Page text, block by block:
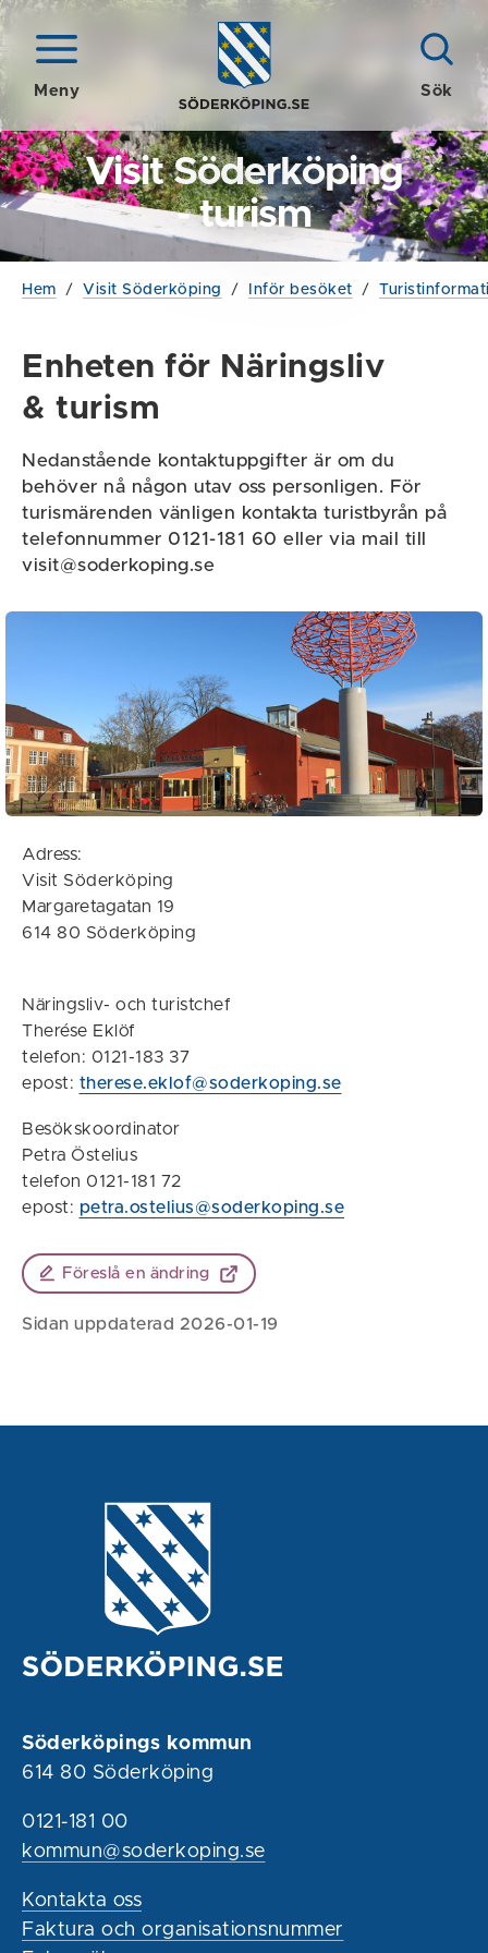
Meny Sök
Visit Söderköping
- turism
Hem / Visit Söderköping / Inför besöket /
Enheten för Näringsliv
& turism
Nedanstående kontaktuppgifter är om du
behöver nå någon utav oss personligen. För
turismärenden vänligen kontakta turistbyrån på
telefonnummer 0121-181 60 eller via mail till
visit@soderkoping.se
Adress:
Visit Söderköping
Margaretagatan 19
614 80 Söderköping
Näringsliv- och turistchef
Therése Eklöf
telefon: 0121-183 37
epost: therese.eklof@soderkoping.se
Besökskoordinator
Petra Östelius
telefon 0121-181 72
epost: petra.ostelius@soderkoping.se
Föreslå en ändring
Sidan uppdaterad 2026-01-19
Söderköpings kommun
614 80 Söderköping
0121-181 00
kommun@soderkoping.se
Kontakta oss
Faktura och organisationsnummer